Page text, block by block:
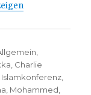
Charlie
Islamkonferenz
Mohammed